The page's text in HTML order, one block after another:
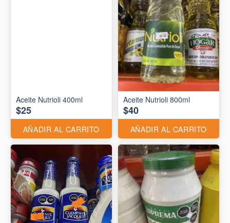
Aceite Nutrioli 400ml
$25
AÑADIR AL CARRITO
Aceite Nutrioli 800ml
$40
AÑADIR AL CARRITO